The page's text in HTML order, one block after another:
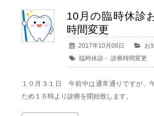
10月の臨時休診
時間変更
2017年10月06日
お
臨時休診・ 診療時間変更
１０月３１日 午前中は通常通りですが、
ため１６時より診療を開始致します。